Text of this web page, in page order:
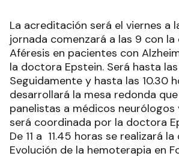
La acreditación será el viernes a
jornada comenzará a las 9 con
Aféresis en pacientes con
la doctora Epstein. Será hasta
Seguidamente y hasta las 10.30
desarrollará la mesa redonda
panelistas a médicos
será coordinada por la doctora
De 11 a 11.45 horas se realizará
Evolución de la hemoterapia en